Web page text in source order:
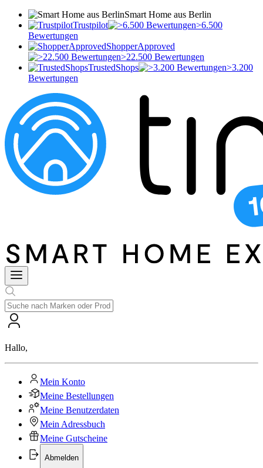
Smart Home aus Berlin
Trustpilot
>6.500
Bewertungen
ShopperApproved
>22.500 Bewertungen
TrustedShops
>3.200
Bewertungen
Hallo,
Mein Konto
Meine Bestellungen
Meine Benutzerdaten
Mein Adressbuch
Meine Gutscheine
Abmelden